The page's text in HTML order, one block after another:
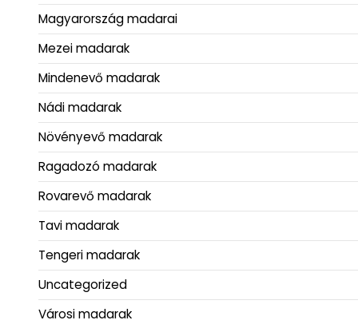
Magyarország madarai
Mezei madarak
Mindenevő madarak
Nádi madarak
Növényevő madarak
Ragadozó madarak
Rovarevő madarak
Tavi madarak
Tengeri madarak
Uncategorized
Városi madarak